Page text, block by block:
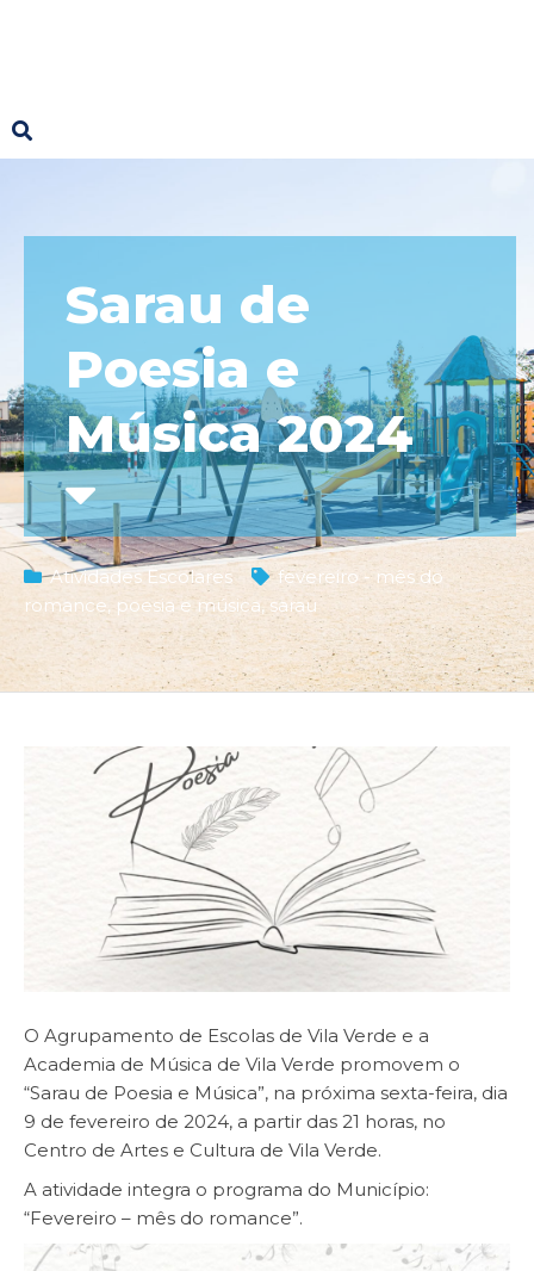
Sarau de
Poesia e
Música 2024
Atividades Escolares
fevereiro - mês do
romance, poesia e música, sarau
O Agrupamento de Escolas de Vila Verde e a
Academia de Música de Vila Verde promovem o
“Sarau de Poesia e Música”, na próxima sexta-feira, dia
9 de fevereiro de 2024, a partir das 21 horas, no
Centro de Artes e Cultura de Vila Verde.
A atividade integra o programa do Município:
“Fevereiro – mês do romance”.